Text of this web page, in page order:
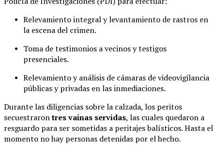
Relevamiento integral y levantamiento de rastros en
la escena del crimen.
Toma de testimonios a vecinos y testigos
presenciales.
Relevamiento y análisis de cámaras de videovigilancia
públicas y privadas en las inmediaciones.
Durante las diligencias sobre la calzada, los peritos
secuestrarontres vainas servidas, las cuales quedaron a
resguardo para ser sometidas a peritajes balísticos. Hasta el
momento no hay personas detenidas por el hecho.